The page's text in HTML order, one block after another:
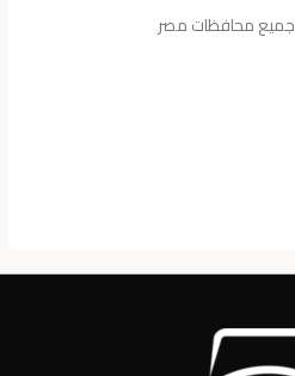
جميع محافظات مصر